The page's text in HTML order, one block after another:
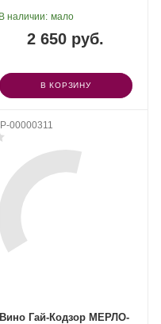
2 650 руб.
В наличии: мало
В КОРЗИНУ
00000311
Вино Гай-Кодзор МЕРЛО-